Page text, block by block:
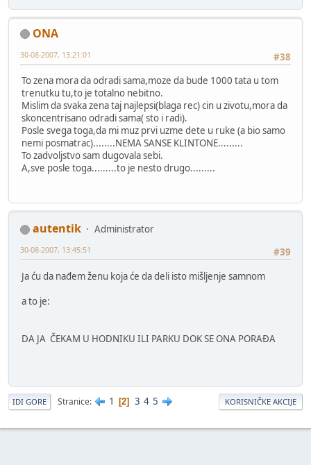
ONA
#38
30-08-2007, 13:21:01
To zena mora da odradi sama,moze da bude 1000 tata u tom
trenutku tu,to je totalno nebitno.
Mislim da svaka zena taj najlepsi(blaga rec) cin u zivotu,mora da
skoncentrisano odradi sama( sto i radi).
Posle svega toga,da mi muz prvi uzme dete u ruke (a bio samo
nemi posmatrac)........NEMA SANSE KLINTONE.........
To zadvoljstvo sam dugovala sebi.
A,sve posle toga.........to je nesto drugo.........
autentik
Administrator
#39
30-08-2007, 13:45:51
Ja ću da nađem ženu koja će da deli isto mišljenje samnom
a to je:
DA JA ČEKAM U HODNIKU ILI PARKU DOK SE ONA PORAĐA
IDI GORE Stranice 1 2 3 4 5 KORISNIČKE AKCIJE